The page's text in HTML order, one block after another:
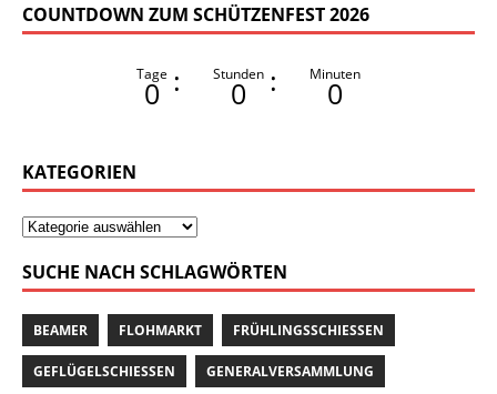
COUNTDOWN ZUM SCHÜTZENFEST 2026
Tage
0 : Stunden
0 : Minuten
0
KATEGORIEN
SUCHE NACH SCHLAGWÖRTEN
BEAMER FLOHMARKT FRÜHLINGSSCHIESSEN
GEFLÜGELSCHIESSEN GENERALVERSAMMLUNG